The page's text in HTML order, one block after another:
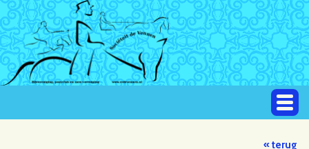
« terug